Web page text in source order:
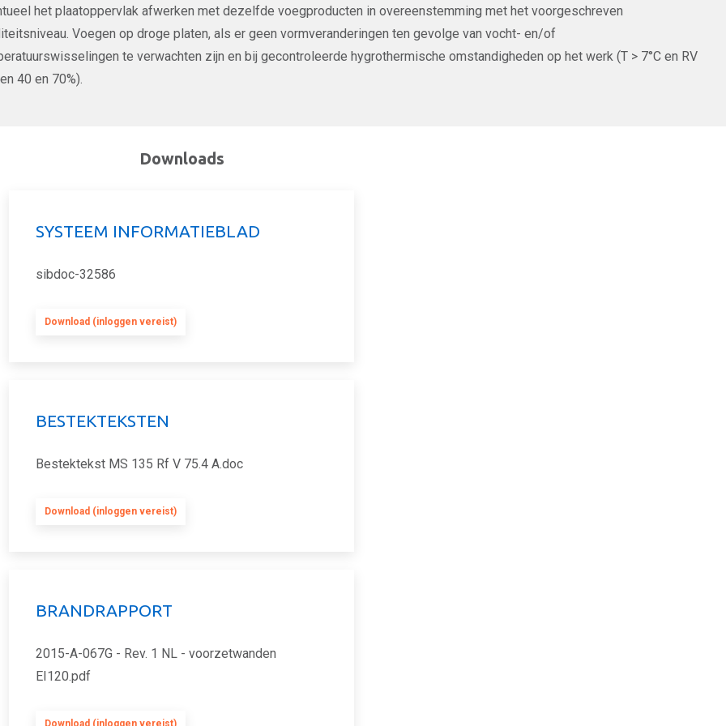
het plaatoppervlak afwerken met dezelfde voegproducten in overeenstemming met het voorgeschreven
Voegen op droge platen, als er geen vormveranderingen ten gevolge van vocht- en/of
te verwachten zijn en bij gecontroleerde hygrothermische omstandigheden op het werk (T > 7°C en RV
40 en 70%).
Downloads
SYSTEEM INFORMATIEBLAD
sibdoc-32586
Download (inloggen vereist)
BESTEKTEKSTEN
Bestektekst MS 135 Rf V 75.4 A.doc
Download (inloggen vereist)
BRANDRAPPORT
2015-A-067G - Rev. 1 NL - voorzetwanden
EI120.pdf
Download (inloggen vereist)